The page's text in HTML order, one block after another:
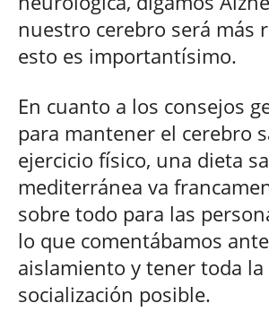
nuestro cerebro será más
esto es importantísimo.
En cuanto a los consejos
para mantener el cerebro
ejercicio físico, una dieta
mediterránea va
sobre todo para las
lo que comentábamos
aislamiento y tener toda la
socialización posible.